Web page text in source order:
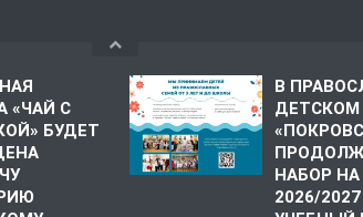
«ЧАЙ С
БУДЕТ
В
ДЕТСКОМ
НАБОР
2026/2027